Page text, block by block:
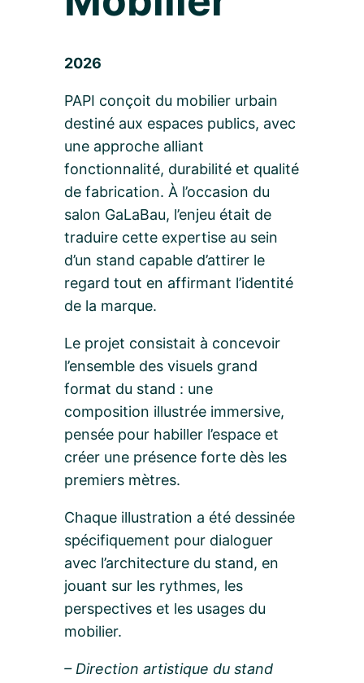
2026
PAPI conçoit du mobilier urbain
destiné aux espaces publics, avec
une approche alliant
fonctionnalité, durabilité et qualité
de fabrication. À l’occasion du
salon GaLaBau, l’enjeu était de
traduire cette expertise au sein
d’un stand capable d’attirer le
regard tout en affirmant l’identité
de la marque.
Le projet consistait à concevoir
l’ensemble des visuels grand
format du stand : une
composition illustrée immersive,
pensée pour habiller l’espace et
créer une présence forte dès les
premiers mètres.
Chaque illustration a été dessinée
spécifiquement pour dialoguer
avec l’architecture du stand, en
jouant sur les rythmes, les
perspectives et les usages du
mobilier.
– Direction artistique du stand